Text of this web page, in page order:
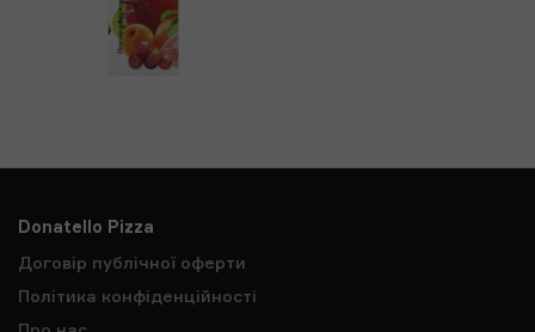
Donatello Pizza
Договір публічної оферти
Політика конфіденційності